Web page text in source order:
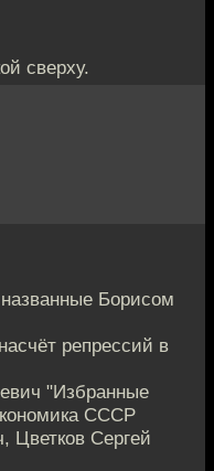
сверху.
Борисом
репрессий в
"Избранные
СССР
Цветков Сергей